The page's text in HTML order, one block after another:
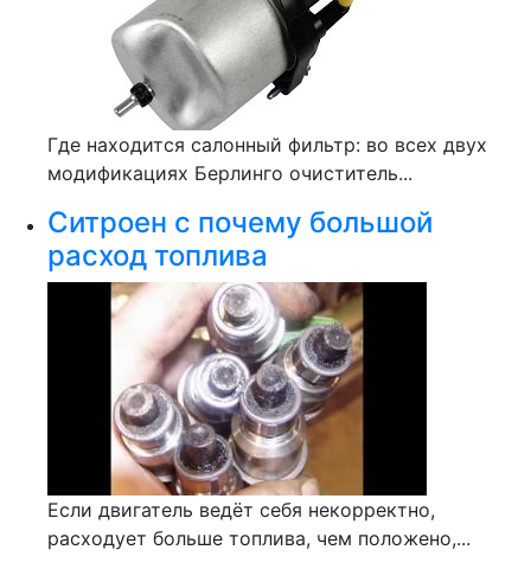
Где находится салонный фильтр: во всех двух
модификациях Берлинго очиститель...
Ситроен с почему большой
расход топлива
Если двигатель ведёт себя некорректно,
расходует больше топлива, чем положено,...